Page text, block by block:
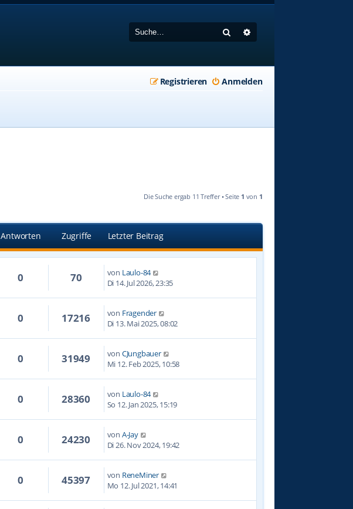
Suche
Anmelden
Registrieren
Die Suche ergab 11 Treffer • Seite 1 von 1
Antworten Zugriffe Letzter Beitrag
0 70 von Laulo-84
Di 14. Jul 2026, 23:35
0 17216 von Fragender
Di 13. Mai 2025, 08:02
0 31949 von CJungbauer
Mi 12. Feb 2025, 10:58
0 28360 von Laulo-84
So 12. Jan 2025, 15:19
0 24230 von A-Jay
Di 26. Nov 2024, 19:42
0 45397 von ReneMiner
Mo 12. Jul 2021, 14:41